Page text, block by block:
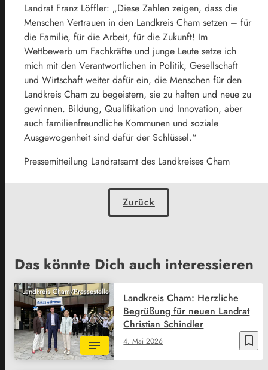
Landrat Franz Löffler: „Diese Zahlen zeigen, dass die
Menschen Vertrauen in den Landkreis Cham setzen – für
die Familie, für die Arbeit, für die Zukunft! Im
Wettbewerb um Fachkräfte und junge Leute setze ich
mich mit den Verantwortlichen in Politik, Gesellschaft
und Wirtschaft weiter dafür ein, die Menschen für den
Landkreis Cham zu begeistern, sie zu halten und neue zu
gewinnen. Bildung, Qualifikation und Innovation, aber
auch familienfreundliche Kommunen und soziale
Ausgewogenheit sind dafür der Schlüssel.“
Pressemitteilung Landratsamt des Landkreises Cham
Zurück
Das könnte Dich auch interessieren
Landkreis Cham/Pressestelle
bookmark_border
4. Mai 2026
Landkreis Cham: Herzliche
Begrüßung für neuen Landrat
Christian Schindler